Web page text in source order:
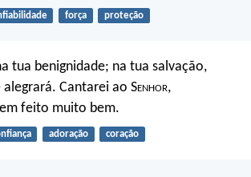
força proteção
tua benignidade; na tua salvação,
alegrará. Cantarei ao Senhor,
feito muito bem.
adoração coração